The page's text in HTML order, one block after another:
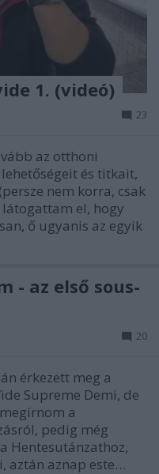
1. (videó)
23
az otthoni
és titkait,
nem korra, csak
el, hogy
ő ugyanis az egyik
- az első sous-
20
érkezett meg a
Supreme Demi, de
a
pedig még
Hentesutánzathoz,
aztán aznap este…